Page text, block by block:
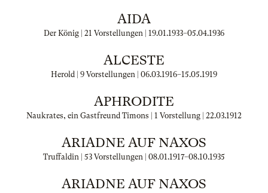
AIDA
Der König | 21 Vorstellungen | 19.01.1933–05.04.1936
ALCESTE
Herold | 9 Vorstellungen | 06.03.1916–15.05.1919
APHRODITE
Naukrates, ein Gastfreund Timons | 1 Vorstellung | 22.03.1912
ARIADNE AUF NAXOS
Truffaldin | 53 Vorstellungen | 08.01.1917–08.10.1935
ARIADNE AUF NAXOS